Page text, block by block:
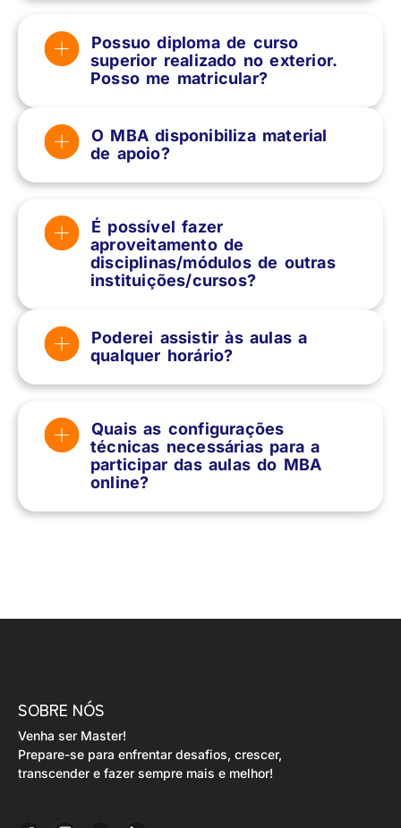
Possuo diploma de curso
superior realizado no exterior.
Posso me matricular?
O MBA disponibiliza material
de apoio?
É possível fazer
aproveitamento de
disciplinas/módulos de outras
instituições/cursos?
Poderei assistir às aulas a
qualquer horário?
Quais as configurações
técnicas necessárias para a
participar das aulas do MBA
online?
SOBRE NÓS
Venha ser Master!
Prepare-se para enfrentar desafios, crescer,
transcender e fazer sempre mais e melhor!